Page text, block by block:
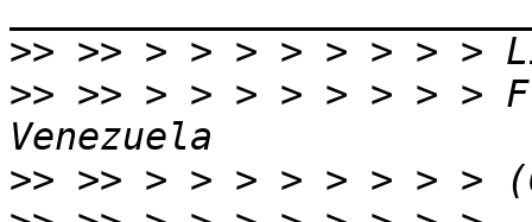
>>
>> >> > > > > > > > >
>>